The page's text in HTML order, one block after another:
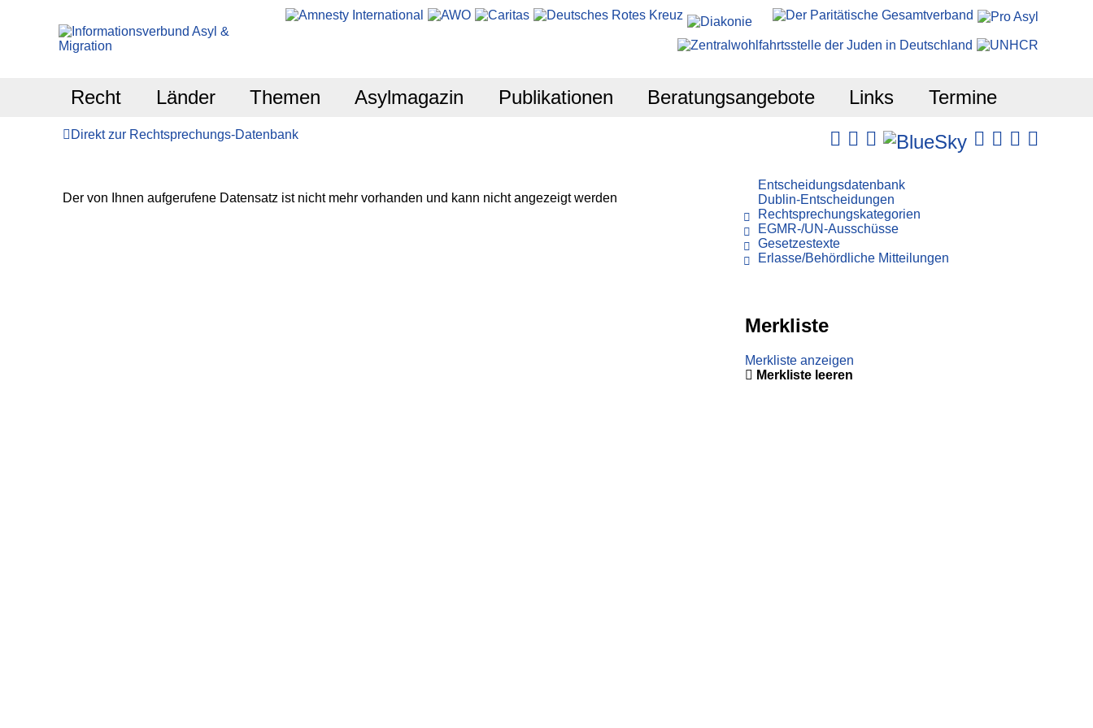
Recht Länder Themen Asylmagazin Publikationen Beratungsangebote Links Termine
Direkt zur Rechtsprechungs-Datenbank
Der von Ihnen aufgerufene Datensatz ist nicht mehr vorhanden und kann nicht angezeigt werden
Entscheidungsdatenbank
Dublin-Entscheidungen
Rechtsprechungskategorien
EGMR-/UN-Ausschüsse
Gesetzestexte
Erlasse/Behördliche Mitteilungen
Merkliste
Merkliste anzeigen
Merkliste leeren